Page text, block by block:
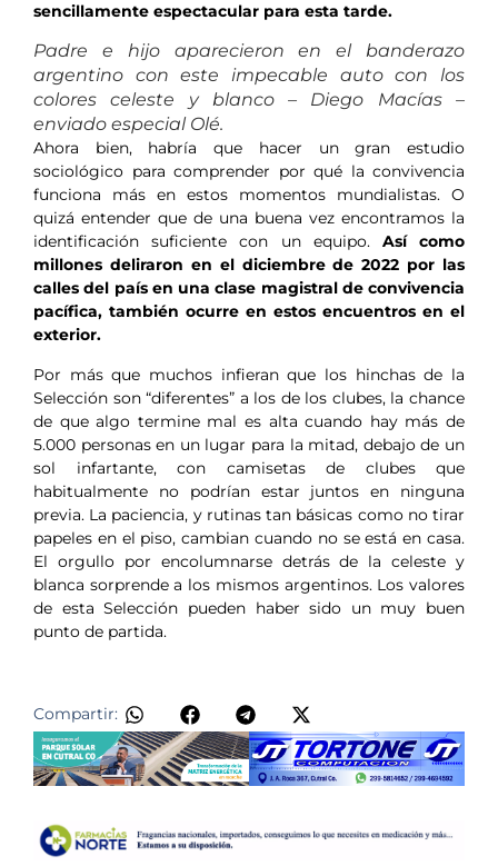
sencillamente espectacular para esta tarde.
Padre e hijo aparecieron en el banderazo
argentino con este impecable auto con los
colores celeste y blanco – Diego Macías –
enviado especial Olé.
Ahora bien, habría que hacer un gran estudio
sociológico para comprender por qué la convivencia
funciona más en estos momentos mundialistas. O
quizá entender que de una buena vez encontramos la
identificación suficiente con un equipo. Así como
millones deliraron en el diciembre de 2022 por las
calles del país en una clase magistral de convivencia
pacífica, también ocurre en estos encuentros en el
exterior.
Por más que muchos infieran que los hinchas de la
Selección son “diferentes” a los de los clubes, la chance
de que algo termine mal es alta cuando hay más de
5.000 personas en un lugar para la mitad, debajo de un
sol infartante, con camisetas de clubes que
habitualmente no podrían estar juntos en ninguna
previa. La paciencia, y rutinas tan básicas como no tirar
papeles en el piso, cambian cuando no se está en casa.
El orgullo por encolumnarse detrás de la celeste y
blanca sorprende a los mismos argentinos. Los valores
de esta Selección pueden haber sido un muy buen
punto de partida.
Compartir: